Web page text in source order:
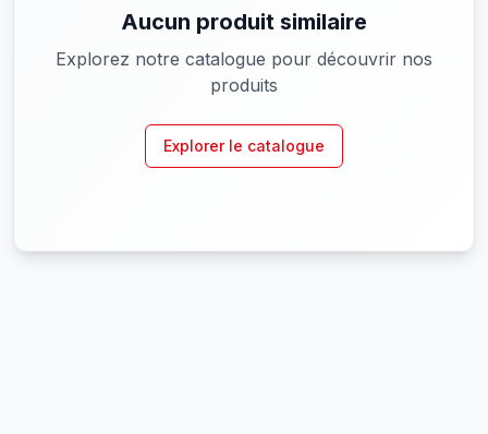
Aucun produit similaire
Explorez notre catalogue pour découvrir nos
produits
Explorer le catalogue